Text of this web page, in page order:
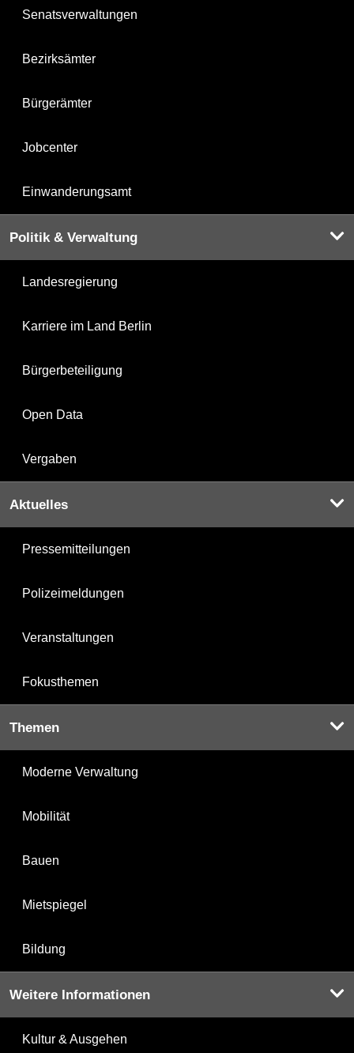
Senatsverwaltungen
Bezirksämter
Bürgerämter
Jobcenter
Einwanderungsamt
Politik & Verwaltung
Landesregierung
Karriere im Land Berlin
Bürgerbeteiligung
Open Data
Vergaben
Aktuelles
Pressemitteilungen
Polizeimeldungen
Veranstaltungen
Fokusthemen
Themen
Moderne Verwaltung
Mobilität
Bauen
Mietspiegel
Bildung
Weitere Informationen
Kultur & Ausgehen